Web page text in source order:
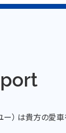
） は貴方の愛